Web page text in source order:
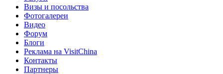
Визы и посольства
Фотогалереи
Видео
Форум
Блоги
Реклама на VisitChina
Контакты
Партнеры